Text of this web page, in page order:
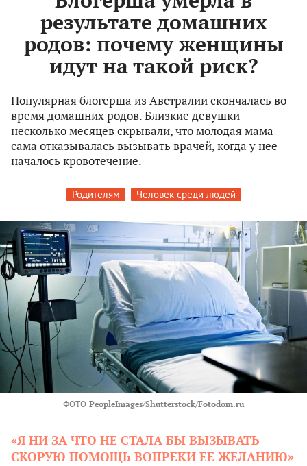
результате домашних
родов: почему женщины
идут на такой риск?
Популярная блогерша из Австралии скончалась во
время домашних родов. Близкие девушки
несколько месяцев скрывали, что молодая мама
сама отказывалась вызывать врачей, когда у нее
началось кровотечение.
Родителям Человек среди людей
ФОТО PeopleImages/Shutterstock/Fotodom.ru
«Я НИ ЗА ЧТО НЕ СТАЛА БЫ ВЫЗЫВАТЬ
СКОРУЮ ПОМОЩЬ ВОПРЕКИ ЕЕ ЖЕЛАНИЮ»